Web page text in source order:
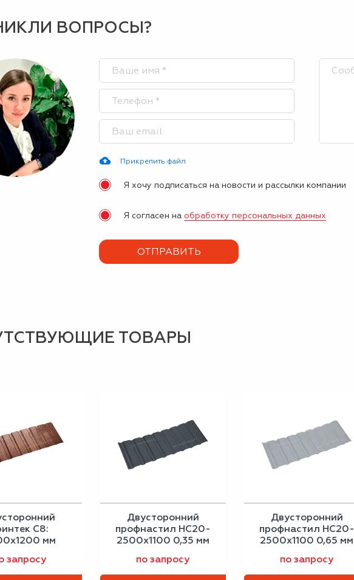
ВОПРОСЫ?
Прикрепить файл
Я хочу подписаться на новости и рассылки компании
Я согласен на обработку персональных данных
ТОВАРЫ
С8:
мм
мм
запросу
Двусторонний
профнастил НС20-
2500х1100 0,35 мм
по запросу
Двусторонний
профнастил НС20-
2500х1100 0,65 мм
по запросу